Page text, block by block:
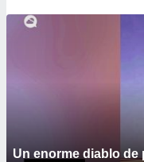
Un enorme diablo